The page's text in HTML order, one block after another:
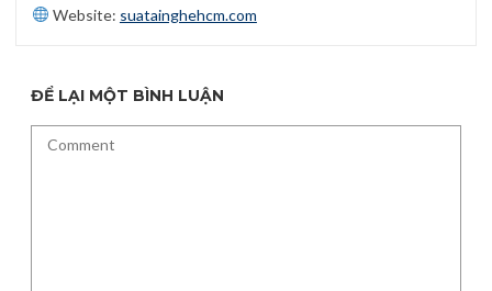
Website: suatainghehcm.com
ĐỂ LẠI MỘT BÌNH LUẬN